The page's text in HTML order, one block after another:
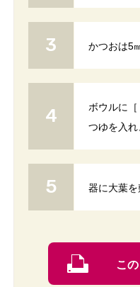
かつおは5
ボウルに
つゆを入れ
器に大葉を
こ